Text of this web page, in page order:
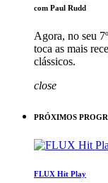
com Paul Rudd
Agora, no seu
toca as mais
clássicos.
close
PRÓXIMOS
FLUX Hit Play